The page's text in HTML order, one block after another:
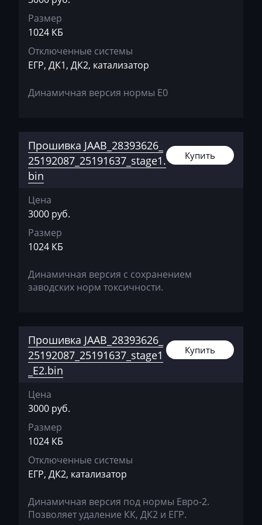
Chevrolet
Citroen
Claas
Cupra
Dacia
Daewoo
DAF
Daihatsu
Derways
Dieci
Dodge
Dongfeng
Doosan
Doppstadt
Dynapac
Eggersmann
Размер
1024 КБ
Отключенные системы
ЕГР, ДК1, ДК2, катализатор
Динамичная версия нормы Е0
Прошивка JAAB_28393626_
25192087_25191637_stage1.
bin
Купить
Цена
3000 руб.
Размер
1024 КБ
Динамичная версия с сохранением
заводских норм токсичности.
Прошивка JAAB_28393626_
25192087_25191637_stage1
_E2.bin
Купить
Цена
3000 руб.
Размер
1024 КБ
Отключенные системы
ЕГР, ДК2, катализатор
Динамичная версия под нормы Евро-2.
Позволяет удаление КК, ДК2 и ЕГР.